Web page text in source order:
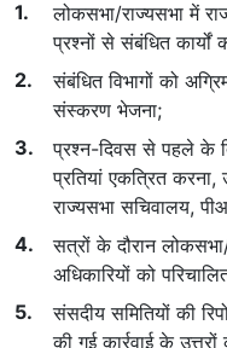
लोकसभा/राज्यसभा में
प्रश्नों से संबंधित कार्यों
संबंधित विभागों को
संस्करण भेजना;
प्रश्न-दिवस से पहले के
प्रतियां एकत्रित
राज्यसभा सचिवालय,
सत्रों के दौरान
अधिकारियों को
संसदीय समितियों की
की गई कार्रवाई के